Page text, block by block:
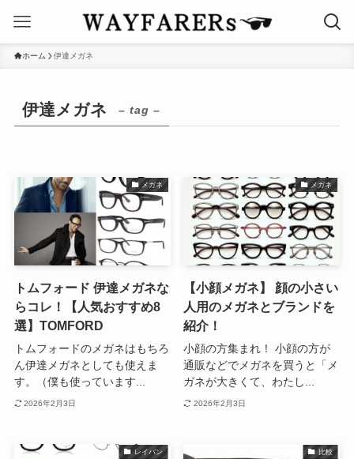
ホーム 伊達メガネ
伊達メガネ – tag –
メガネ
トムフォード 伊達メガネな
らコレ！【人気おすすめ8
選】TOMFORD
トムフォードのメガネはもちろ
ん伊達メガネとしても使えま
す。（僕も使っています...
2026年2月3日
メガネ
【小顔メガネ】 顔の小さい
人用のメガネとブランドを
紹介！
小顔の方集まれ！ 小顔の方が
通販などでメガネを買うと「メ
ガネが大きくて、わたし...
2026年2月3日
レイバン 比較